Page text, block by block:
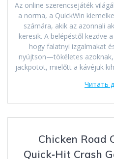
Az online szerencsejáték
a norma, a QuickWin
számára, akik az azonnali
keresik. A belépéstől kezdve
hogy falatnyi izgalmakat
nyújtson—tökéletes
jackpotot, mielőtt a kávéjuk
Читать
Chicken Road
Quick‑Hit Crash